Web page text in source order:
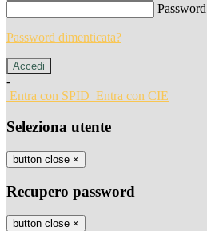
Password
Password dimenticata?
-
Entra con SPID Entra con CIE
Seleziona utente
button close ×
Recupero password
button close ×